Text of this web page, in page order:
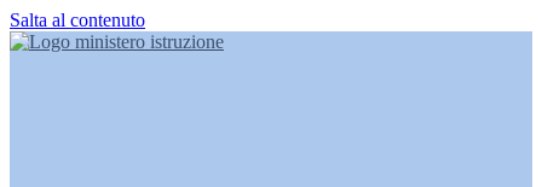
Salta al contenuto